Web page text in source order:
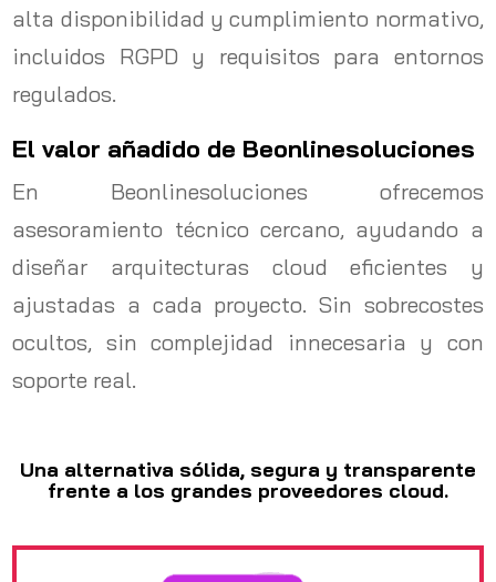
alta disponibilidad y cumplimiento normativo,
incluidos RGPD y requisitos para entornos
regulados.
El valor añadido de Beonlinesoluciones
En Beonlinesoluciones ofrecemos
asesoramiento técnico cercano, ayudando a
diseñar arquitecturas cloud eficientes y
ajustadas a cada proyecto. Sin sobrecostes
ocultos, sin complejidad innecesaria y con
soporte real.
Una alternativa sólida, segura y transparente
frente a los grandes proveedores cloud.